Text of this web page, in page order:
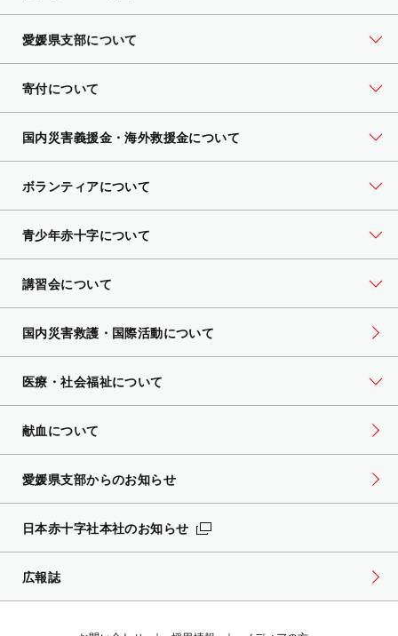
愛媛県支部について
寄付について
国内災害義援金・海外救援金について
ボランティアについて
青少年赤十字について
講習会について
国内災害救護・国際活動について
医療・社会福祉について
献血について
愛媛県支部からのお知らせ
日本赤十字社本社のお知らせ
広報誌